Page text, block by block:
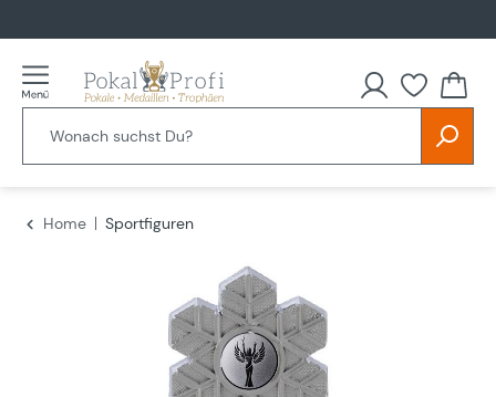
Du
Home Sportfiguren